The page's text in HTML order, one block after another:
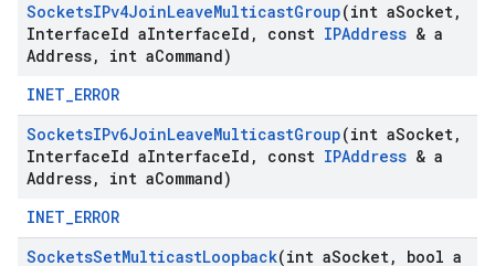
SocketsIPv4JoinLeaveMulticastGroup(int aSocket,
InterfaceId aInterfaceId , const IPAddress & a
Address, int aCommand)
INET_ERROR
SocketsIPv6JoinLeaveMulticastGroup(int aSocket,
InterfaceId aInterfaceId , const IPAddress & a
Address, int aCommand)
INET_ERROR
SocketsSetMulticastLoopback(int aSocket,
bool a